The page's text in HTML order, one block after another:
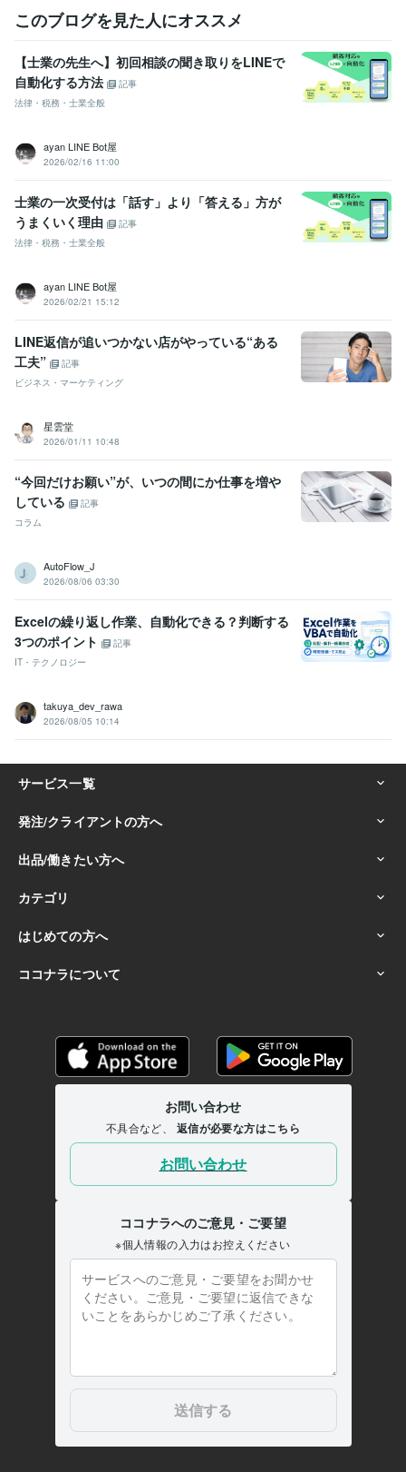
ツール作成
学歴
明治大学 2002年3月 ~ 2006年2月
このブログを見た人にオススメ
【士業の先生へ】初回相談の聞き取りをLINEで
自動化する方法
記事
法律・税務・士業全般
ayan LINE Bot屋
2026/02/16 11:00
士業の一次受付は「話す」より「答える」方が
うまくいく理由
記事
法律・税務・士業全般
ayan LINE Bot屋
2026/02/21 15:12
LINE返信が追いつかない店がやっている“ある
工夫”
記事
ビジネス・マーケティング
星雲堂
2026/01/11 10:48
“今回だけお願い”が、いつの間にか仕事を増や
している
記事
コラム
AutoFlow_J
2026/08/06 03:30
Excelの繰り返し作業、自動化できる？判断する
3つのポイント
記事
IT・テクノロジー
takuya_dev_rawa
2026/08/05 10:14